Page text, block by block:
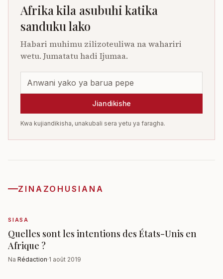
Afrika kila asubuhi katika
sanduku lako
Habari muhimu zilizoteuliwa na wahariri
wetu. Jumatatu hadi Ijumaa.
Jiandikishe
Kwa kujiandikisha, unakubali sera yetu ya faragha.
ZINAZOHUSIANA
SIASA
Quelles sont les intentions des États-Unis en
Afrique ?
Na Rédaction·1 août 2019